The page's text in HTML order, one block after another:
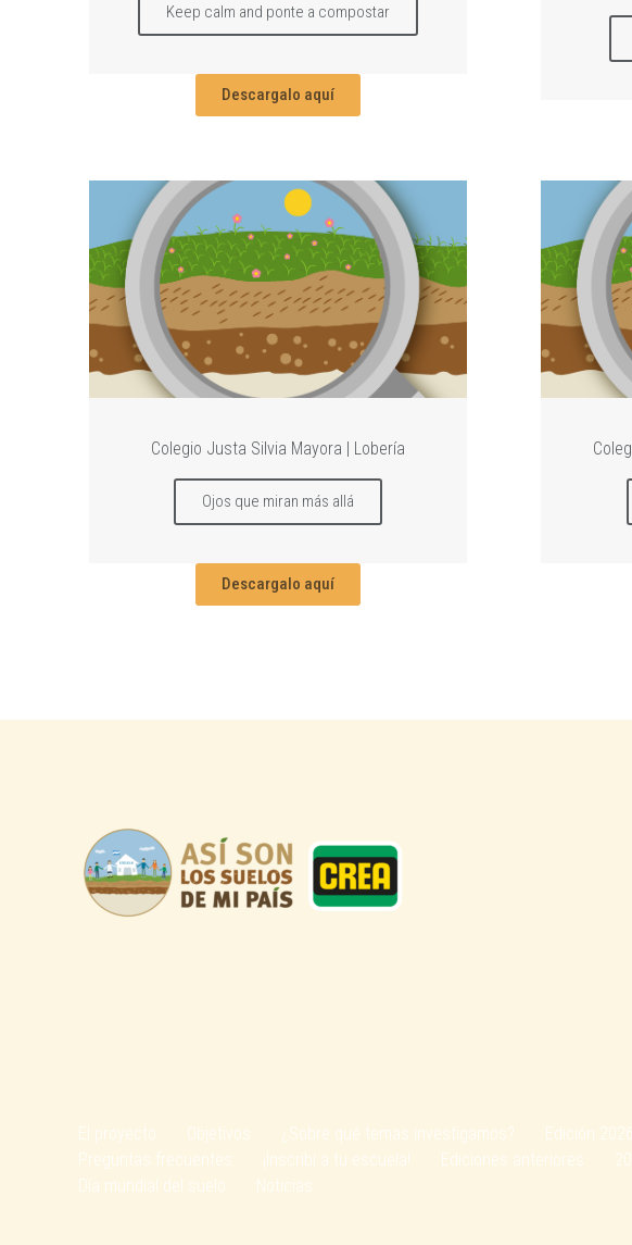
Keep calm and ponte a compostar
Descargalo aquí
Colegio Justa Silvia Mayora | Lobería
Ojos que miran más allá
Descargalo aquí
El proyecto Objetivos ¿Sobre qué temas investigamos? Edición 2026
Preguntas frecuentes
¡Inscribí a tu escuela! Ediciones anteriores
Día mundial del suelo
Noticias